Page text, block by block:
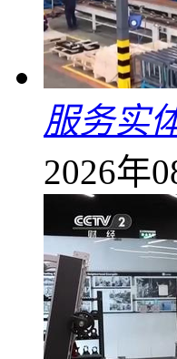
服务实
2026年